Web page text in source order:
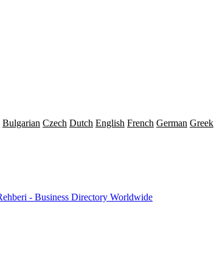
Bulgarian Czech Dutch English French German Greek